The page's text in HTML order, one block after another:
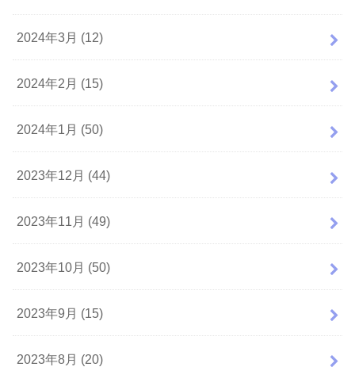
2024年3月 (12)
2024年2月 (15)
2024年1月 (50)
2023年12月 (44)
2023年11月 (49)
2023年10月 (50)
2023年9月 (15)
2023年8月 (20)